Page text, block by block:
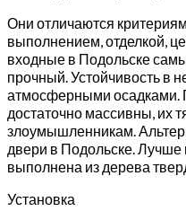
Они отличаются
выполнением, отделкой,
входные в Подольске
прочный. Устойчивость в
атмосферными осадками.
достаточно массивны, их
злоумышленникам.
двери в Подольске. Лучше
выполнена из дерева
Установка